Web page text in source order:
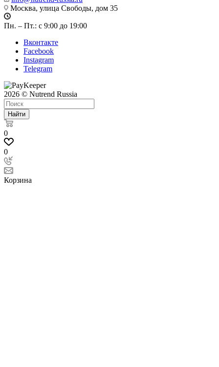
Москва, улица Свободы, дом 35
Пн. – Пт.: с 9:00 до 19:00
Вконтакте
Facebook
Instagram
Telegram
2026 © Nutrend Russia
Найти
0
0
Корзина